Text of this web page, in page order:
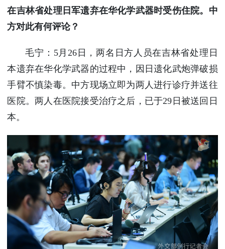
在吉林省处理日军遗弃在华化学武器时受伤住院。中
方对此有何评论？
毛宁：5月26日，两名日方人员在吉林省处理日
本遗弃在华化学武器的过程中，因日遗化武炮弹破损
手臂不慎染毒。中方现场立即为两人进行诊疗并送往
医院。两人在医院接受治疗之后，已于29日被送回日
本。